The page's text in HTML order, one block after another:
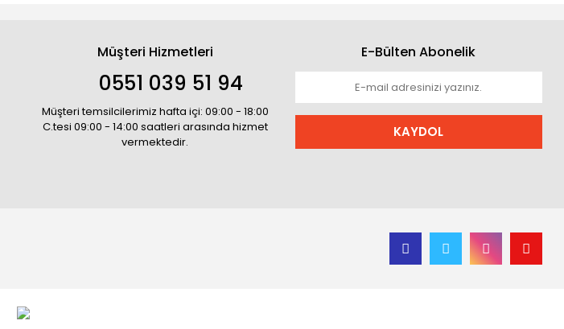
Müşteri Hizmetleri
0551 039 51 94
Müşteri temsilcilerimiz hafta içi: 09:00 - 18:00
C.tesi 09:00 - 14:00 saatleri arasında hizmet
vermektedir.
E-Bülten Abonelik
KAYDOL